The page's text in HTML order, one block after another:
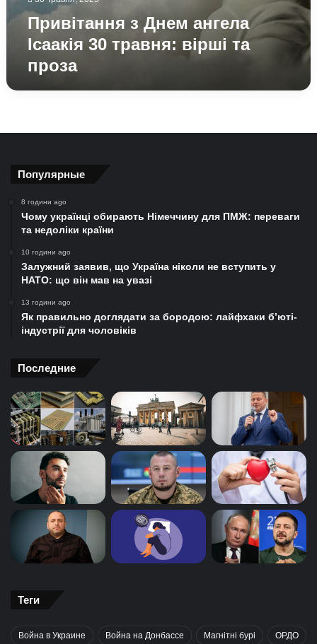
Привітання з Днем ангела
Ісаакія 30 травня: вірші та
проза
Популярные
8 години ago
Чому українці обирають Німеччину для ПМЖ: переваги
та недоліки країни
10 години ago
Залужний заявив, що Україна ніколи не вступить у
НАТО: що він мав на увазі
13 години ago
Як правильно доглядати за бородою: лайфхаки б’юті-
індустрії для чоловіків
Последние
Теги
Война в Украине Война на Донбассе Магнітні бурі ОРДО